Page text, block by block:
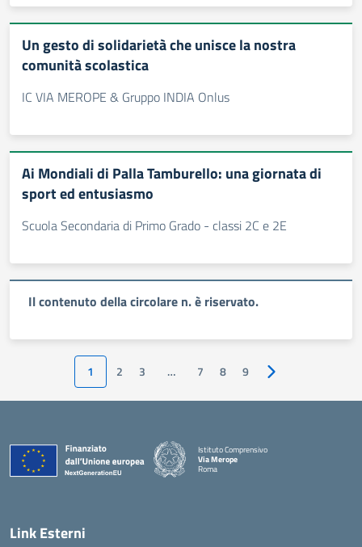
Un gesto di solidarietà che unisce la nostra
comunità scolastica
IC VIA MEROPE & Gruppo INDIA Onlus
Ai Mondiali di Palla Tamburello: una giornata di
sport ed entusiasmo
Scuola Secondaria di Primo Grado - classi 2C e 2E
Il contenuto della circolare n. è riservato.
1 2 3 … 7 8 9 Pagina successiva
Istituto Comprensivo
Via Merope
Roma
Link Esterni